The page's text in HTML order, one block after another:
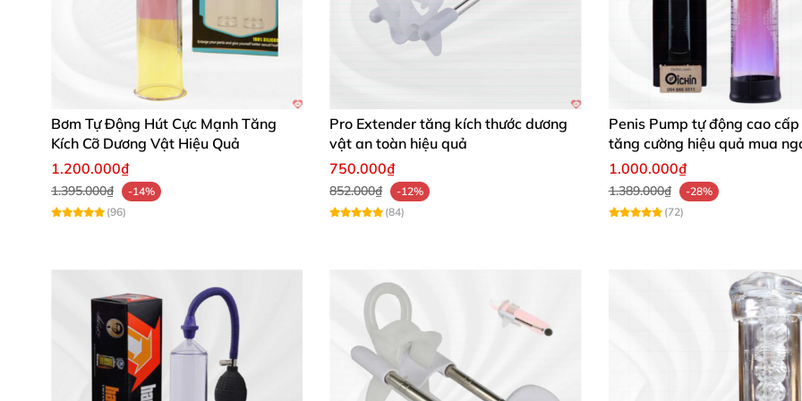
Máy Tập Làm To Và Dài Dương Vật ProXtra chính là lựa chọn hoàn hảo dành cho phái mạnh muốn
chần chừ, hãy sở hữu ngay hôm nay để trải nghiệm sự thay đổi vượt trội! 🛒✨
Bơm Tự Động Hút Cực Mạnh Tăng
Kích Cỡ Dương Vật Hiệu Quả
1.200.000₫
1.395.000₫
-14%
(96)
Pro Extender tăng kích thước dương
vật an toàn hiệu quả
750.000₫
852.000₫
-12%
(84)
Penis Pump tự động cao
tăng cường hiệu quả mua
1.000.000₫
1.389.000₫
-28%
(72)